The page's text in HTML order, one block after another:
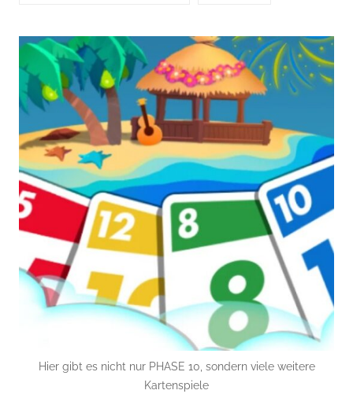
Hier gibt es nicht nur PHASE 10, sondern viele weitere
Kartenspiele